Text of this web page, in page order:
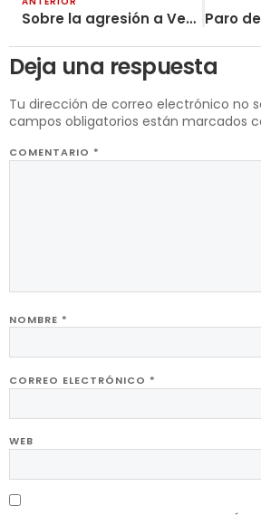
Sobre la agresión a Venezuela por parte de EE.UU.
Deja una respuesta
Tu dirección de correo electrónico no
campos obligatorios están marcados
COMENTARIO *
NOMBRE *
CORREO ELECTRÓNICO *
WEB